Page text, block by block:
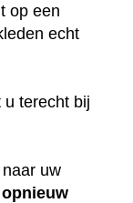
op een
echt
u terecht bij
uw
opnieuw